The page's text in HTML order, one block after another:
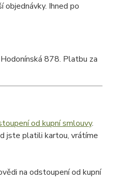
objednávky. Ihned po
878. Platbu za
od kupní smlouvy.
jste platili kartou, vrátíme
na odstoupení od kupní